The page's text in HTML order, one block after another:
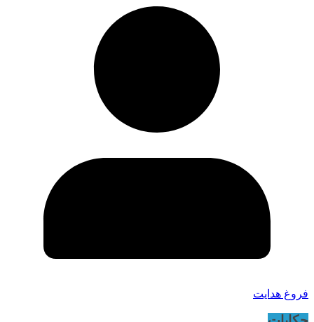
فروغ هدایت